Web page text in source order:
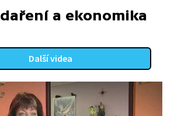
a ekonomika
Další videa